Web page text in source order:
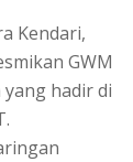
Kendari,
GWM
hadir di